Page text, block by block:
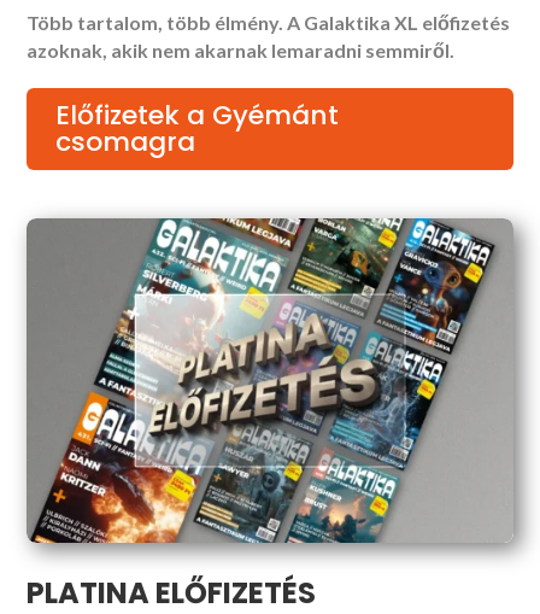
Több tartalom, több élmény. A Galaktika XL előfizetés
azoknak, akik nem akarnak lemaradni semmiről.
Előfizetek a Gyémánt
csomagra
PLATINA ELŐFIZETÉS